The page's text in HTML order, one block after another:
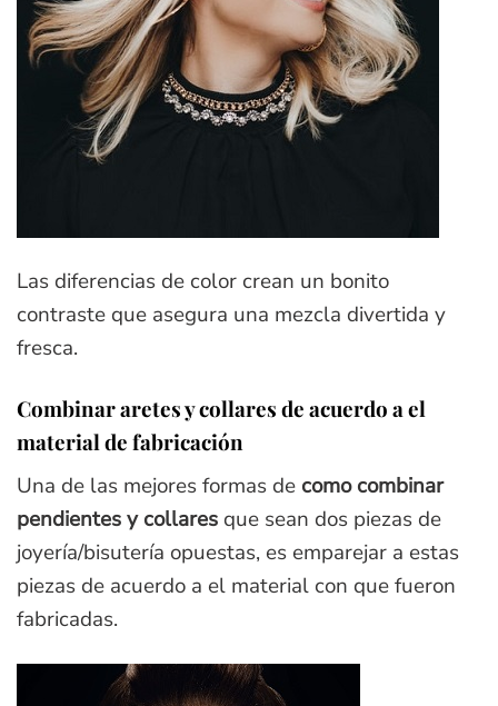
Las diferencias de color crean un bonito
contraste que asegura una mezcla divertida y
fresca.
Combinar aretes y collares de acuerdo a el
material de fabricación
Una de las mejores formas de como combinar
pendientes y collares que sean dos piezas de
joyería/bisutería opuestas, es emparejar a estas
piezas de acuerdo a el material con que fueron
fabricadas.